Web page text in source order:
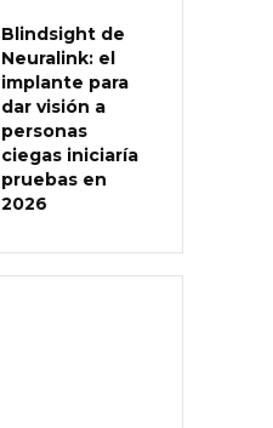
Blindsight de
Neuralink: el
implante para
dar visión a
personas
ciegas iniciaría
pruebas en
2026